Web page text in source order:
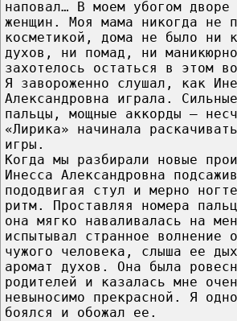
наповал… В моем убогом
женщин. Моя мама никогда не
косметикой, дома не было ни
духов, ни помад, ни
захотелось остаться в этом
Я завороженно слушал, как
Александровна играла.
пальцы, мощные аккорды –
«Лирика» начинала
игры.
Когда мы разбирали новые
Инесса Александровна
пододвигая стул и мерно
ритм. Проставляя номера
она мягко наваливалась на
испытывал странное волнение
чужого человека, слыша ее
аромат духов. Она была
родителей и казалась мне
невыносимо прекрасной. Я
боялся и обожал ее.